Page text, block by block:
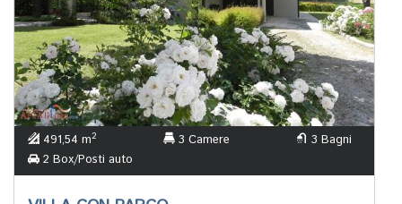
491,54 m2 3 Camere
3 Bagni
2 Box/Posti auto